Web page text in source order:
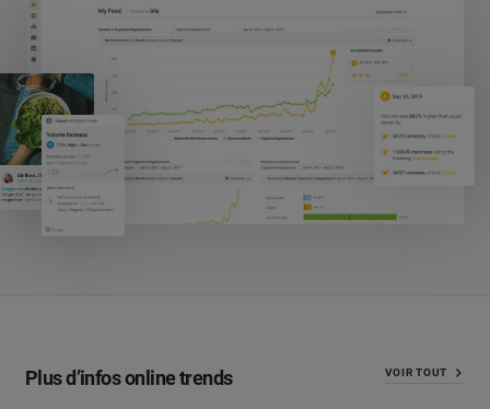
Plus d’infos online trends VOIR TOUT